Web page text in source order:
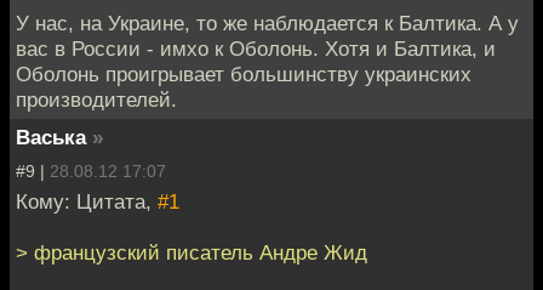
У нас, на Украине, то же наблюдается к Балтика. А у
вас в России - имхо к Оболонь. Хотя и Балтика, и
Оболонь проигрывает большинству украинских
производителей.
Васька »
#9 | 28.08.12 17:07
Кому: Цитата, #1
> французский писатель Андре Жид